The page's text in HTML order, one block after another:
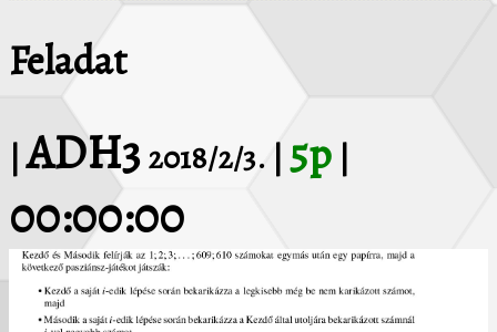
Feladat
|ADH32018/2/3. | 5p |
00:00:00